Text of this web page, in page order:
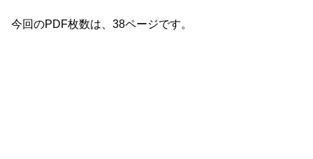
今回のPDF枚数は、38ページです。